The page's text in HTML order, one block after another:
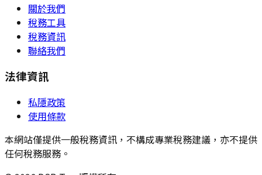
關於我們
稅務工具
稅務資訊
聯絡我們
法律資訊
私隱政策
使用條款
本網站僅提供一般稅務資訊，不構成專業稅務建議，亦不提供
任何稅務服務。